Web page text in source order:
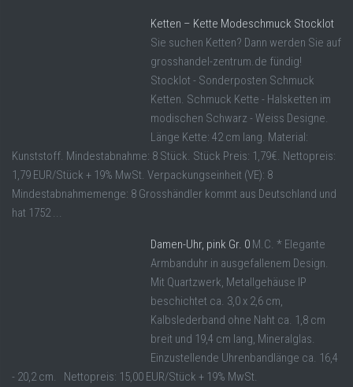
Ketten – Kette Modeschmuck Stocklot
Sie suchen Ketten? Dann werden Sie auf
grosshandel-zentrum.de fündig!
Stocklot - Sonderposten Schmuck
Ketten. Schmuck Kette - Halsketten im
modischen Schwarz - Weiss Designe.
Länge Kette: 42 cm lang. Material:
Kunststoff. Mindestabnahme: 8 Stück. Stück Preis: 1,79€. Nettopreis:
1,79 EUR/Stück + 19% MwSt. Verpackungseinheit (VE): 8
Mindestabnahmemenge: 8 Grosshändler kommt aus Deutschland und
hat 1752 ...
Damen-Uhr, pink Gr. 0 M.C. * Elegante
Armbanduhr in ausgefallenem Design.
Mit Quartzwerk, Metallgehäuse IP
beschichtet ca. 3,0 x 2,6 cm,
Kalbslederband ohne Naht ca. 1,8 cm
breit und 19,4 cm lang, Mineralglas.
Einzustellende Uhrenbandlänge ca. 16,4
- 20,2 cm. Nettopreis: 15,00 EUR/Stück + 19% MwSt.